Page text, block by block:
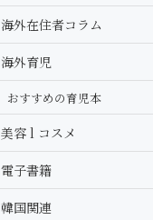
海外在住者コラム
海外育児
おすすめの育児本
美容 l コスメ
電子書籍
韓国関連